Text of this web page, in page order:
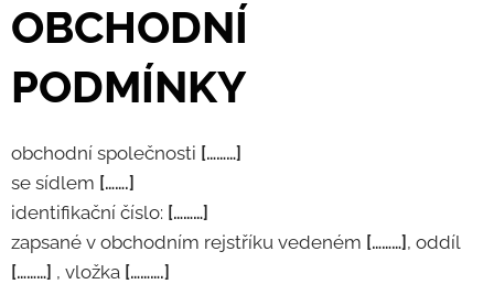
OBCHODNÍ
PODMÍNKY
obchodní společnosti [………]
se sídlem […….]
identifikační číslo: [………]
zapsané v obchodním rejstříku vedeném [………] , oddíl
[………] , vložka [……….]